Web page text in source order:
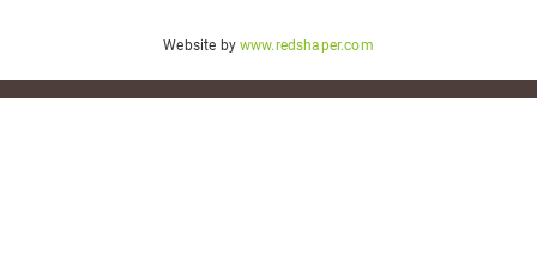
Website bywww.redshaper.com